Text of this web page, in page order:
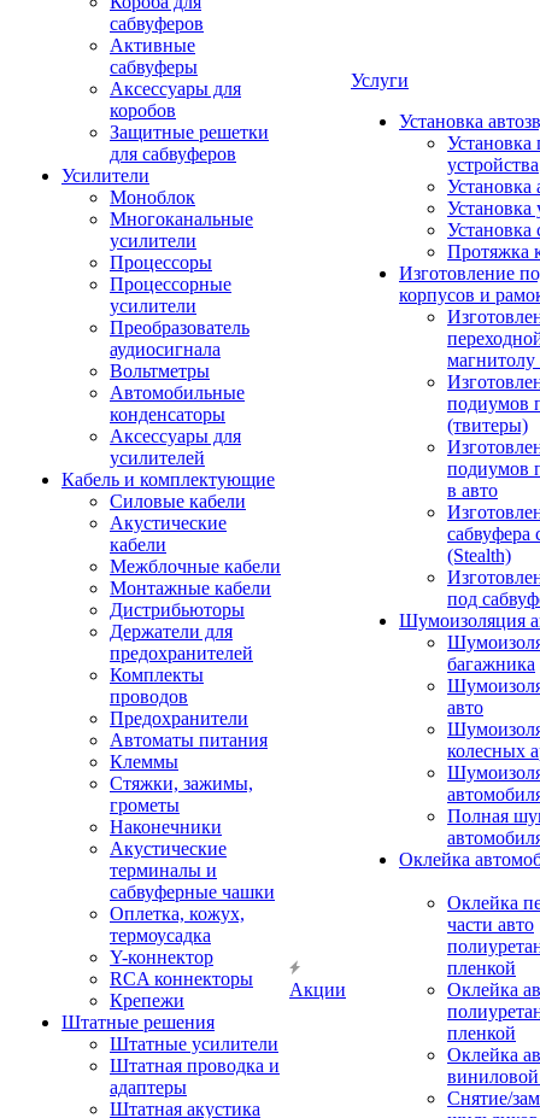
сабвуферов
Активные
сабвуферы
Аксессуары для
коробов
Защитные решетки
для сабвуферов
Усилители
Моноблок
Многоканальные
усилители
Процессоры
Процессорные
усилители
Преобразователь
аудиосигнала
Вольтметры
Автомобильные
конденсаторы
Аксессуары для
усилителей
Кабель и комплектующие
Силовые кабели
Акустические
кабели
Межблочные кабели
Монтажные кабели
Дистрибьюторы
Держатели для
предохранителей
Комплекты
проводов
Предохранители
Автоматы питания
Клеммы
Стяжки, зажимы,
грометы
Наконечники
Акустические
терминалы и
сабвуферные чашки
Оплетка, кожух,
термоусадка
Y-коннектор
RCA коннекторы
Крепежи
Штатные решения
Штатные усилители
Штатная проводка и
адаптеры
Штатная акустика
Акции
Услуги
Установка
Установка
устройства
Установка
Установка
Установка
Протяжка
Изготовление
корпусов и
подиумов
(твитеры)
подиумов
в авто
сабвуфера
(Stealth)
под
Шумоизоляция
багажника
авто
колесных
Полная
Оклейка
Оклейка
части авто
пленкой
Оклейка
пленкой
Оклейка
Снятие/